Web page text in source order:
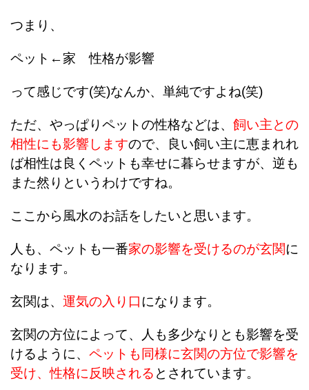
つまり、
ペット←家 性格が影響
って感じです(笑)なんか、単純ですよね(笑)
ただ、やっぱりペットの性格などは、 飼い主との
相性にも影響しますので、良い飼い主に恵まれれ
ば相性は良くペットも幸せに暮らせますが、逆も
また然りというわけですね。
ここから風水のお話をしたいと思います。
人も、ペットも一番家の影響を受けるのが玄関に
なります。
玄関は、 運気の入り口になります。
玄関の方位によって、人も多少なりとも影響を受
けるように、 ペットも同様に玄関の方位で影響を
受け、性格に反映される とされています。